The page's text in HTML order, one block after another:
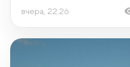
вчера, 22:26